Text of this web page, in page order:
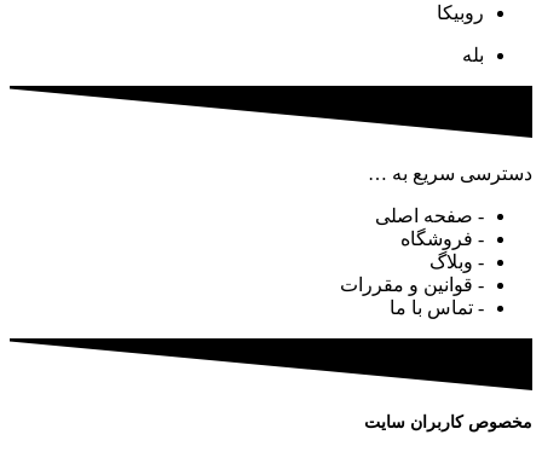
روبیکا
بله
دسترسی سریع به …
- صفحه اصلی
- فروشگاه
- وبلاگ
- قوانین و مقررات
- تماس با ما
مخصوص کاربران سایت